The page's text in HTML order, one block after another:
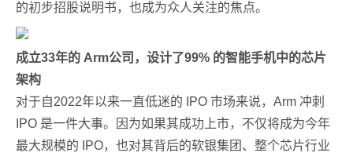
的初步招股说明书，也成为众人关注的焦点。
成立33年的 Arm公司，设计了99% 的智能手机中的芯片
架构
对于自2022年以来一直低迷的 IPO 市场来说，Arm 冲刺
IPO 是一件大事。因为如果其成功上市，不仅将成为今年
最大规模的 IPO，也对其背后的软银集团、整个芯片行业